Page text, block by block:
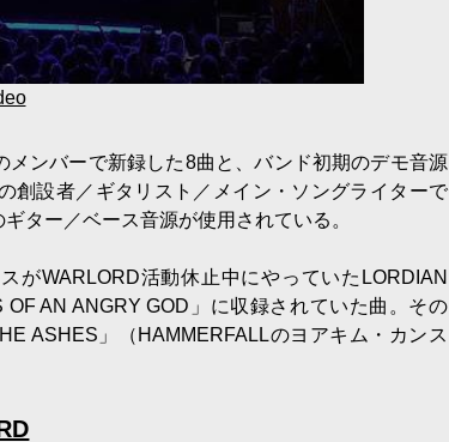
メンバーで新録した8曲と、バンド初期のデモ音源
創設者／ギタリスト／メイン・ソングライターで
ター／ベース音源が使用されている。
がWARLORD活動休止中にやっていたLORDIAN
AN ANGRY GOD」に収録されていた曲。その
ASHES」（HAMMERFALLのヨアキム・カンス